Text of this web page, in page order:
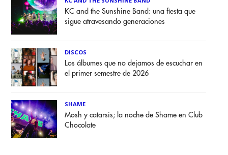
KC and the Sunshine Band: una fiesta que
sigue atravesando generaciones
DISCOS
Los álbumes que no dejamos de escuchar en
el primer semestre de 2026
SHAME
Mosh y catarsis; la noche de Shame en Club
Chocolate